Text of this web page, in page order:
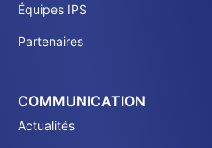
Équipes IPS
Partenaires
COMMUNICATION
Actualités